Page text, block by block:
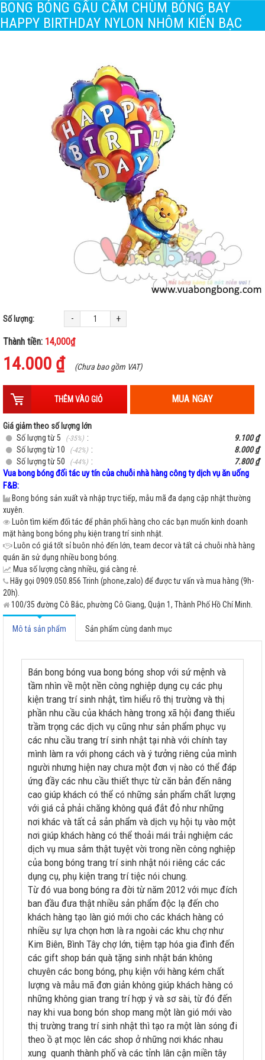
BONG BÓNG GẤU CẦM CHÙM BÓNG BAY
HAPPY BIRTHDAY NYLON NHÔM KIẾN BẠC
Số lượng: - +
Thành tiền: 14,000₫
14.000 ₫ (Chưa bao gồm VAT)
THÊM VÀO GIỎ MUA NGAY
Giá giảm theo số lượng lớn
Số lượng từ 5
(-35%) :
9.100 ₫
Số lượng từ 10
(-42%) :
8.000 ₫
Số lượng từ 50
(-44%) : 7.800 ₫
Vua bong bóng đối tác uy tín của chuỗi nhà hàng công ty dịch vụ ăn uống
F&B:
Bong bóng sản xuất và nhập trực tiếp, mẫu mã đa dạng cập nhật thường
xuyên.
Luôn tìm kiếm đối tác để phân phối hàng cho các bạn muốn kinh doanh
mặt hàng bong bóng phụ kiện trang trí sinh nhật.
Luôn có giá tốt sỉ buôn nhỏ đến lớn, team decor và tất cả chuỗi nhà hàng
quán ăn sử dụng nhiều bong bóng.
Mua số lượng càng nhiều, giá càng rẻ.
Hãy gọi 0909.050.856 Trinh (phone,zalo) để được tư vấn và mua hàng (9h-
20h).
100/35 đường Cô Bắc, phường Cô Giang, Quận 1, Thành Phố Hồ Chí Minh.
Mô tả sản phẩm Sản phẩm cùng danh mục
Bán bong bóng vua bong bóng shop với sứ mệnh và
tầm nhìn về một nền công nghiệp dụng cụ các phụ
kiện trang trí sinh nhật, tìm hiểu rõ thị trường và thị
phần nhu cầu của khách hàng trong xã hội đang thiếu
trầm trọng các dịch vụ cũng như sản phẩm phục vụ
các nhu cầu trang trí sinh nhật tại nhà với chính tay
mình làm ra với phong cách và ý tưởng riêng của mình
người nhưng hiện nay chưa một đơn vị nào có thể đáp
ứng đầy các nhu cầu thiết thực từ căn bản đến nâng
cao giúp khách có thể có những sản phẩm chất lượng
với giá cả phải chăng không quá đắt đỏ như những
nơi khác và tất cả sản phẩm và dịch vụ hội tụ vào một
nơi giúp khách hàng có thể thoải mái trải nghiệm các
dịch vụ mua sắm thật tuyệt vời trong nền công nghiệp
của bong bóng trang trí sinh nhật nói riêng các các
dụng cụ, phụ kiện trang trí tiệc nói chung.
Từ đó vua bong bóng ra đời từ năm 2012 với mục đích
ban đầu đưa thật nhiều sản phẩm độc lạ đến cho
khách hàng tạo làn gió mới cho các khách hàng có
nhiều sự lựa chọn hơn là ra ngoài các khu chợ như
Kim Biên, Bình Tây chợ lớn, tiệm tạp hóa gia đình đến
các gift shop bán quà tặng sinh nhật bán không
chuyên các bong bóng, phụ kiện với hàng kém chất
lượng và mẫu mã đơn giản không giúp khách hàng có
những không gian trang trí hợp ý và sơ sài, từ đó đến
nay khi vua bong bón shop mang một làn gió mới vào
thị trường trang trí sinh nhật thì tạo ra một làn sóng đi
theo ồ ạt mọc lên các shop ở những nơi khác nhau
xung quanh thành phố và các tỉnh lân cận miền tây